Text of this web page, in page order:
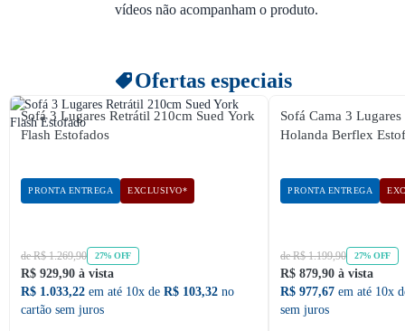
vídeos não acompanham o produto.
Ofertas especiais
Sofá 3 Lugares Retrátil 210cm Sued York
Flash Estofados
PRONTA ENTREGA EXCLUSIVO*
de R$ 1.269,90 27% OFF
R$ 929,90 à vista
R$ 1.033,22 em até 10x de R$ 103,32 no
cartão sem juros
Sofá Cama 3
Holanda Berflex
PRONTA ENTREGA
de R$ 1.199,90 27% OFF
R$ 879,90 à vista
R$ 977,67 em até 10x
sem juros